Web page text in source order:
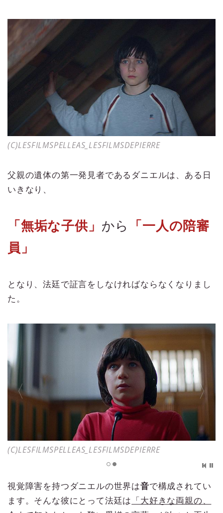
(C)LESFILMSPELLEAS_LESFILMSDEPIERRE
父親の遺体の第一発見者であるダニエルは、ある日
いきなり、
「無垢な子供」 から 「一人の陪審
員」
となり、法廷で証言をしなければならなくなりまし
た。
(C)LESFILMSPELLEAS_LESFILMSDEPIERRE
(C)LESFILMSPELLEAS_LESFILMSDEPIERRE
視覚障害を持つダニエルの世界は音で構成されてい
ます。そんな彼にとって法廷は 「大好きな両親の、